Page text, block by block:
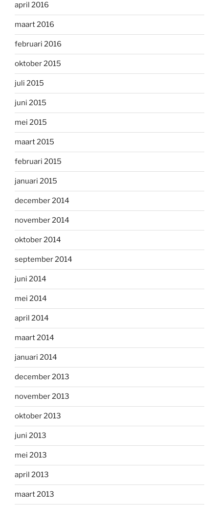
april 2016
maart 2016
februari 2016
oktober 2015
juli 2015
juni 2015
mei 2015
maart 2015
februari 2015
januari 2015
december 2014
november 2014
oktober 2014
september 2014
juni 2014
mei 2014
april 2014
maart 2014
januari 2014
december 2013
november 2013
oktober 2013
juni 2013
mei 2013
april 2013
maart 2013